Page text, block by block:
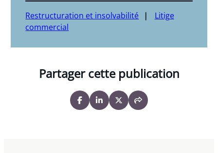
Restructuration et insolvabilité
Litige
commercial
Partager cette publication